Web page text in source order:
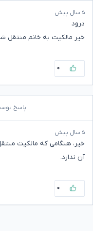
۵ سال پیش
درود
خیر مالکیت به خانم منتقل
۰
پاسخ توسط
۵ سال پیش
خیر، هنگامی که مالکیت
آن ندارد.
۰